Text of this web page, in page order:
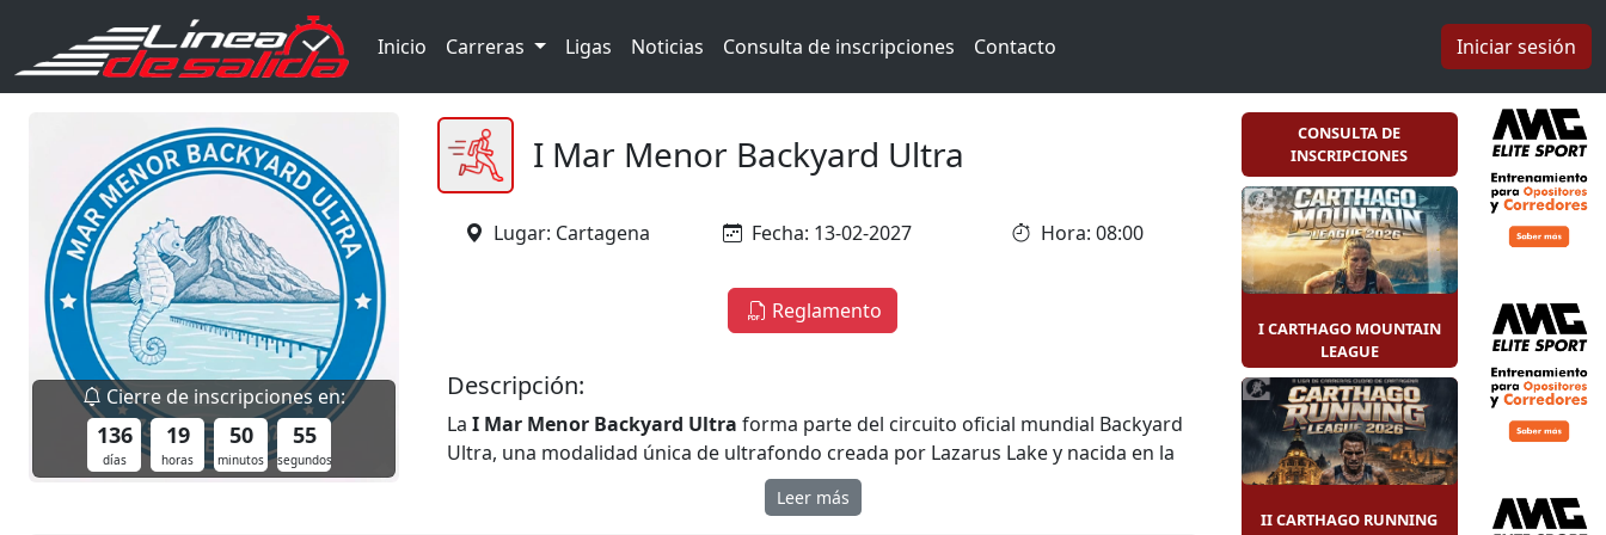
Inicio Carreras Ligas Noticias Consulta de inscripciones Contacto Iniciar sesión
Cierre de inscripciones en:
136
días
19
horas
50
minutos
54
segundos
I Mar Menor Backyard Ultra
Lugar: Cartagena Fecha: 13-02-2027 Hora: 08:00
Reglamento
Descripción:
LaI Mar Menor Backyard Ultra forma parte del circuito oficial mundial Backyard
Ultra, una modalidad única de ultrafondo creada por Lazarus Lake y nacida en la
Big’s Dog Backyard Ultra de Estados Unidos
Su formato es tan sencillo de entender como difícil de conquistar: cada hora se
Leer más
CONSULTA DE
INSCRIPCIONES
I CARTHAGO MOUNTAIN
LEAGUE
II CARTHAGO RUNNING